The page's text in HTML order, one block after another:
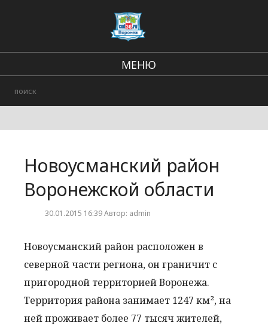
МЕНЮ
Происшествия
Новоусманский район
Воронежской области
30.01.2015 16:39 Автор: admin
Новоусманский район расположен в
северной части региона, он граничит с
пригородной территорией Воронежа.
Территория района занимает 1247 км², на
ней проживает более 77 тысяч жителей,